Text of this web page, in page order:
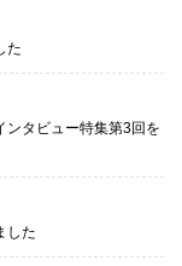
た
ンタビュー特集第3回を
した